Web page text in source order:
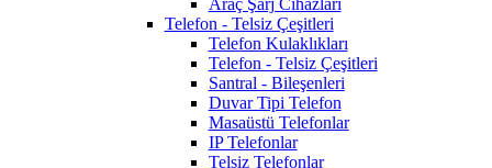
Araç Şarj Cihazları
Telefon - Telsiz Çeşitleri
Telefon Kulaklıkları
Telefon - Telsiz Çeşitleri
Santral - Bileşenleri
Duvar Tipi Telefon
Masaüstü Telefonlar
IP Telefonlar
Telsiz Telefonlar